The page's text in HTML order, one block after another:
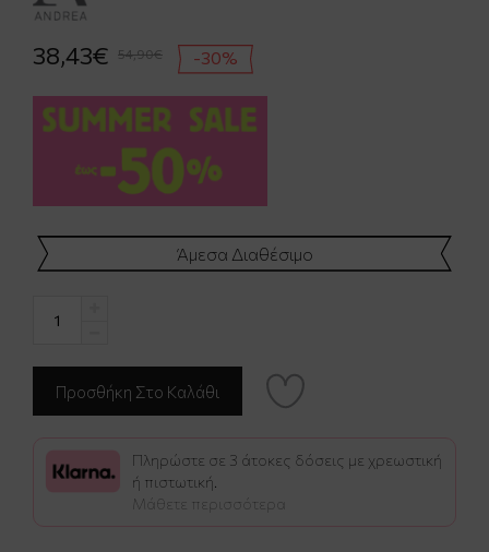
38,43€ 54,90€ -30%
Άμεσα Διαθέσιμο
Πληρώστε σε 3 άτοκες δόσεις με χρεωστική
ή πιστωτική.
Μάθετε περισσότερα